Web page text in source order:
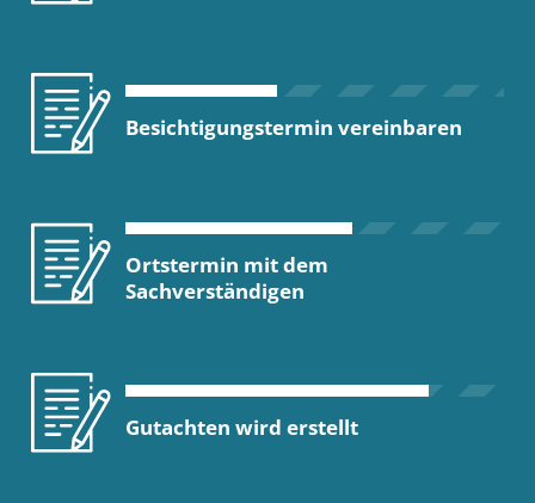
Besichtigungstermin vereinbaren
Ortstermin mit dem
Sachverständigen
Gutachten wird erstellt